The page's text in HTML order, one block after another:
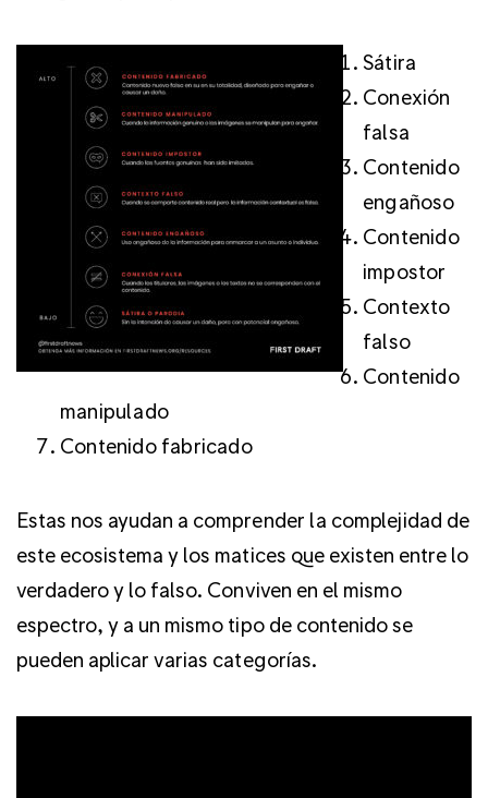
Sátira
Conexión
falsa
Contenido
engañoso
Contenido
impostor
Contexto
falso
Contenido
manipulado
Contenido fabricado
Estas nos ayudan a comprender la complejidad de
este ecosistema y los matices que existen entre lo
verdadero y lo falso. Conviven en el mismo
espectro, y a un mismo tipo de contenido se
pueden aplicar varias categorías.